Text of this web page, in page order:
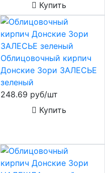
Купить
Облицовочный кирпич
Донские Зори ЗАЛЕСЬЕ
зеленый
248.69 руб/шт
Купить